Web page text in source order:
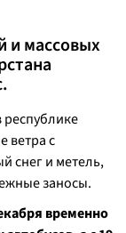
и массовых
республике
ветра с
снег и метель,
заносы.
временно